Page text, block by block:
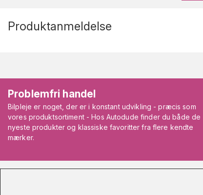
Produktanmeldelse
Problemfri handel
Bilpleje er noget, der er i konstant udvikling - præcis som
vores produktsortiment - Hos Autodude finder du både de
nyeste produkter og klassiske favoritter fra flere kendte
mærker.